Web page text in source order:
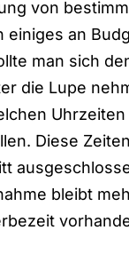
von
einiges an
man sich
die Lupe
Diese
bleibt